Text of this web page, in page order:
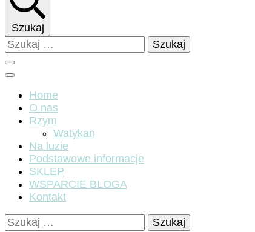
Szukaj
Szukaj:
Home
O nas
Rzym
Watykan
Na luzie
Podstawowe informacje
SKLEP
WSPARCIE BLOGA
Kontakt
Szukaj: